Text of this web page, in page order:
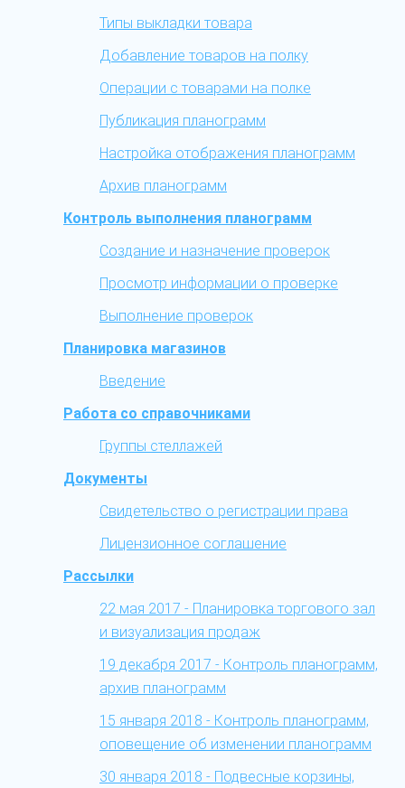
Типы выкладки товара
Добавление товаров на полку
Операции с товарами на полке
Публикация планограмм
Настройка отображения планограмм
Архив планограмм
Контроль выполнения планограмм
Создание и назначение проверок
Просмотр информации о проверке
Выполнение проверок
Планировка магазинов
Введение
Работа со справочниками
Группы стеллажей
Документы
Свидетельство о регистрации права
Лицензионное соглашение
Рассылки
22 мая 2017 - Планировка торгового зал
и визуализация продаж
19 декабря 2017 - Контроль планограмм,
архив планограмм
15 января 2018 - Контроль планограмм,
оповещение об изменении планограмм
30 января 2018 - Подвесные корзины,